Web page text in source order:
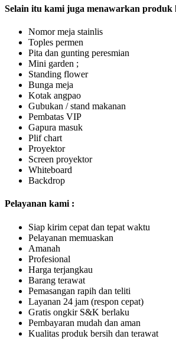
Selain itu kami juga menawarkan produk
Nomor meja stainlis
Toples permen
Pita dan gunting peresmian
Mini garden ;
Standing flower
Bunga meja
Kotak angpao
Gubukan / stand makanan
Pembatas VIP
Gapura masuk
Plif chart
Proyektor
Screen proyektor
Whiteboard
Backdrop
Pelayanan kami :
Siap kirim cepat dan tepat waktu
Pelayanan memuaskan
Amanah
Profesional
Harga terjangkau
Barang terawat
Pemasangan rapih dan teliti
Layanan 24 jam (respon cepat)
Gratis ongkir S&K berlaku
Pembayaran mudah dan aman
Kualitas produk bersih dan terawat